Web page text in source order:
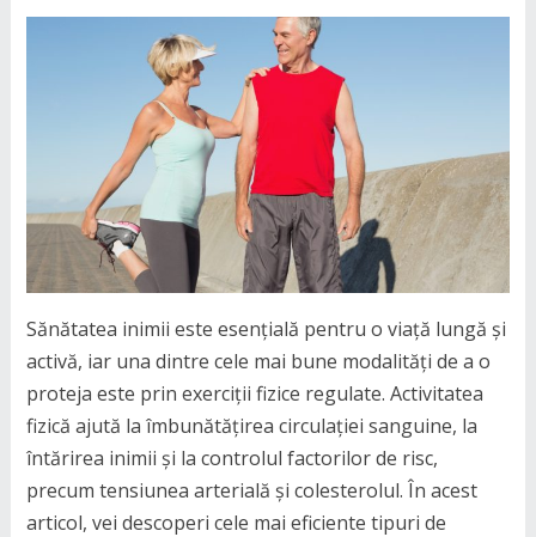
Sănătatea inimii este esențială pentru o viață lungă și
activă, iar una dintre cele mai bune modalități de a o
proteja este prin exerciții fizice regulate. Activitatea
fizică ajută la îmbunătățirea circulației sanguine, la
întărirea inimii și la controlul factorilor de risc,
precum tensiunea arterială și colesterolul. În acest
articol, vei descoperi cele mai eficiente tipuri de